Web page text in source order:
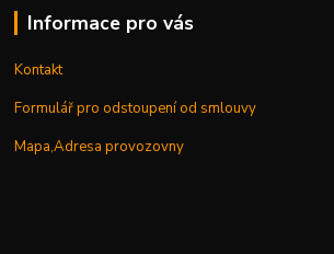
Informace pro vás
Kontakt
Formulář pro odstoupení od smlouvy
Mapa,Adresa provozovny